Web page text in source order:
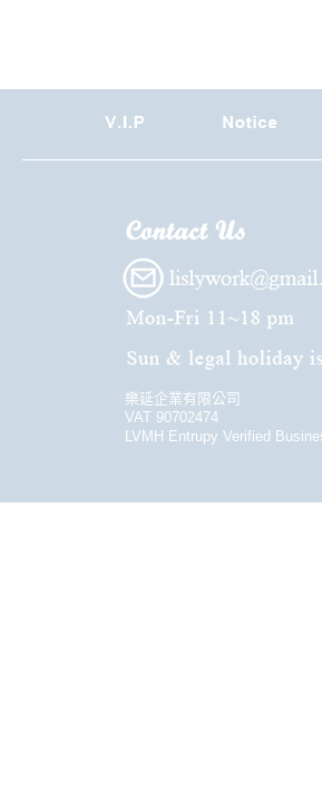
樂延企業有限公司
VAT 90702474
LVMH Entrupy Verified